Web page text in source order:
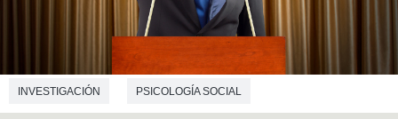
INVESTIGACIÓN PSICOLOGÍA SOCIAL